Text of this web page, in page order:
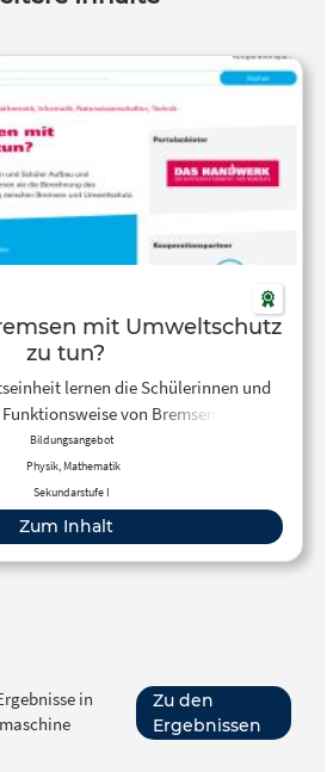
mit Umweltschutz
zu tun?
lernen die Schülerinnen und
von Bremsen kennen.
Berechnung des Bremsweges und
zwischen Bremsen und
Umweltschutz.
Bildungsangebot
Physik, Mathematik
Sekundarstufe I
Zum Inhalt
in
Zu den
Ergebnissen